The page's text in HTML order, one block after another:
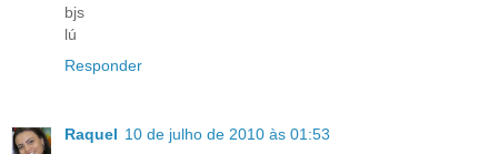
bjs
lú
Responder
Raquel 10 de julho de 2010 às 01:53